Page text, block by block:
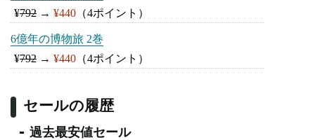
¥792 → ¥440 （4ポイント）
6億年の博物旅 2巻
¥792 → ¥440 （4ポイント）
セールの履歴
過去最安値セール